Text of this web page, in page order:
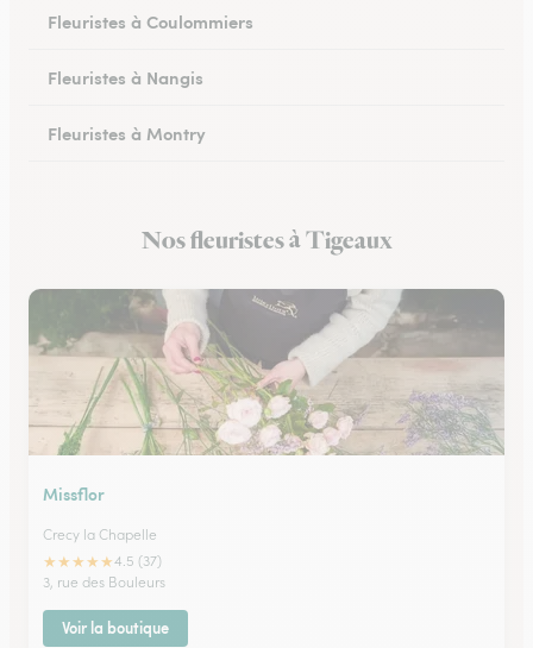
Fleuristes à Coulommiers
Fleuristes à Nangis
Fleuristes à Montry
Fleuristes à EsblyNos fleuristes à Tigeaux
Missflor
Crecy la Chapelle
★★★★★4.5 (37)
3, rue des Bouleurs
Voir la boutique